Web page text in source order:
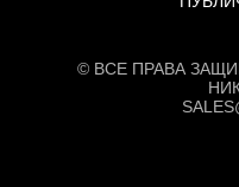
© ВСЕ ПРАВА